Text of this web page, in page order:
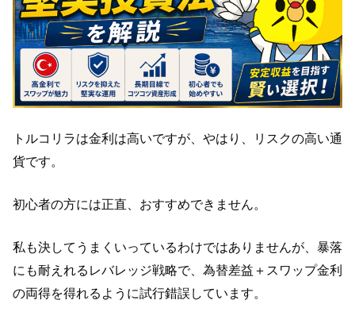
トルコリラは金利は高いですが、やはり、リスクの高い通
貨です。
初心者の方には正直、おすすめできません。
私も決してうまくいっているわけではありませんが、暴落
にも耐えれるレバレッジ戦略で、為替差益＋スワップ金利
の両得を得れるように試行錯誤しています。